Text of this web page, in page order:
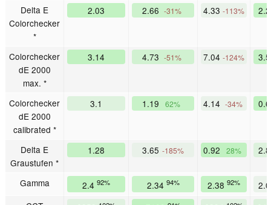
Delta E
Colorchecker
*
2.03 2.66 -31% 4.33 -113%
Colorchecker
dE 2000
max. *
3.14 4.73 -51% 7.04 -124%
Colorchecker
dE 2000
calibrated *
3.1 1.19 62% 4.14 -34%
Delta E
Graustufen *
1.28 3.65 -185% 0.92 28%
Gamma 2.4 92% 2.34 94% 2.38 92%